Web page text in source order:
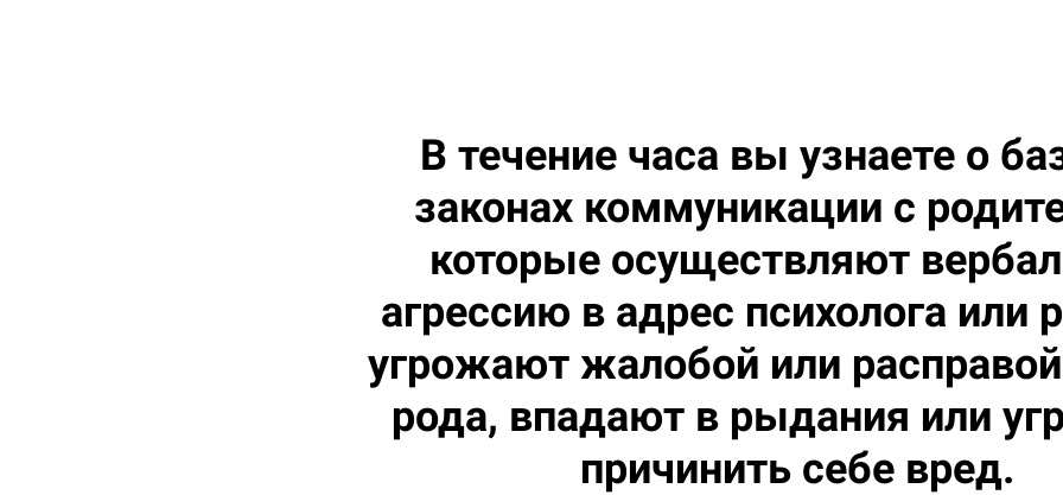
В течение часа вы узнаете о
законах коммуникации с
которые осуществляют
агрессию в адрес психолога или
угрожают жалобой или расправой
рода, впадают в рыдания или
причинить себе вред.